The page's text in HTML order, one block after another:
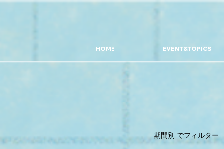
HOME EVENT&TOPICS
期間別 でフィルター